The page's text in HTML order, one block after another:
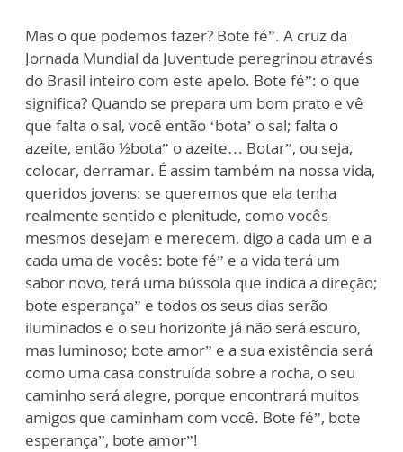
Mas o que podemos fazer? Bote fé”. A cruz da
Jornada Mundial da Juventude peregrinou através
do Brasil inteiro com este apelo. Bote fé”: o que
significa? Quando se prepara um bom prato e vê
que falta o sal, você então ‘bota’ o sal; falta o
azeite, então ½bota” o azeite… Botar”, ou seja,
colocar, derramar. É assim também na nossa vida,
queridos jovens: se queremos que ela tenha
realmente sentido e plenitude, como vocês
mesmos desejam e merecem, digo a cada um e a
cada uma de vocês: bote fé” e a vida terá um
sabor novo, terá uma bússola que indica a direção;
bote esperança” e todos os seus dias serão
iluminados e o seu horizonte já não será escuro,
mas luminoso; bote amor” e a sua existência será
como uma casa construída sobre a rocha, o seu
caminho será alegre, porque encontrará muitos
amigos que caminham com você. Bote fé”, bote
esperança”, bote amor”!